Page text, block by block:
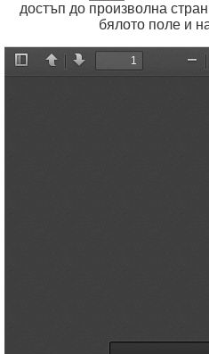
достъп до произволна
бялото поле и